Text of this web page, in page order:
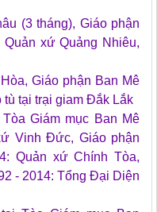
(3 tháng), Giáo phận
xứ Quảng Nhiêu,
Giáo phận Ban Mê
tù tại trại giam Đắk Lắk
Giám mục Ban Mê
Vinh Đức, Giáo phận
Quản xứ Chính Tòa,
- 2014: Tổng Đại Diện